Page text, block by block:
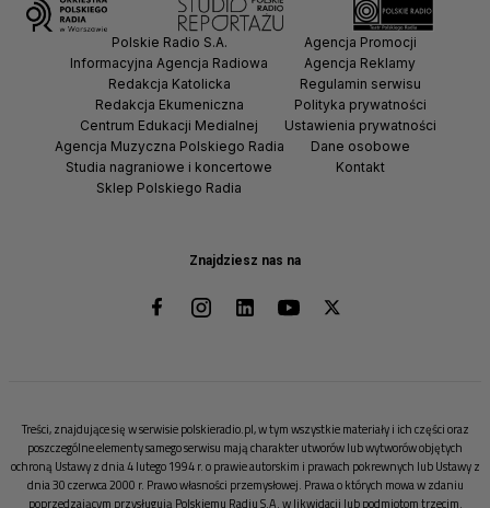
Znajdziesz nas na
Polskie Radio S.A.
Informacyjna Agencja Radiowa
Redakcja Katolicka
Redakcja Ekumeniczna
Centrum Edukacji Medialnej
Agencja Muzyczna Polskiego Radia
Studia nagraniowe i koncertowe
Sklep Polskiego Radia
Agencja Promocji
Agencja Reklamy
Regulamin serwisu
Polityka prywatności
Ustawienia prywatności
Dane osobowe
Kontakt
Treści, znajdujące się w serwisie polskieradio.pl, w tym wszystkie materiały i ich części oraz
poszczególne elementy samego serwisu mają charakter utworów lub wytworów objętych
ochroną Ustawy z dnia 4 lutego 1994 r. o prawie autorskim i prawach pokrewnych lub Ustawy z
dnia 30 czerwca 2000 r. Prawo własności przemysłowej. Prawa o których mowa w zdaniu
poprzedzającym przysługują Polskiemu Radiu S.A. w likwidacji lub podmiotom trzecim.